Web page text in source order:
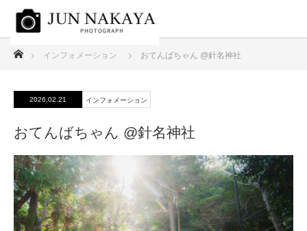
インフォメーション おてんばちゃん @針名神社
2026.02.21 インフォメーション
おてんばちゃん @針名神社